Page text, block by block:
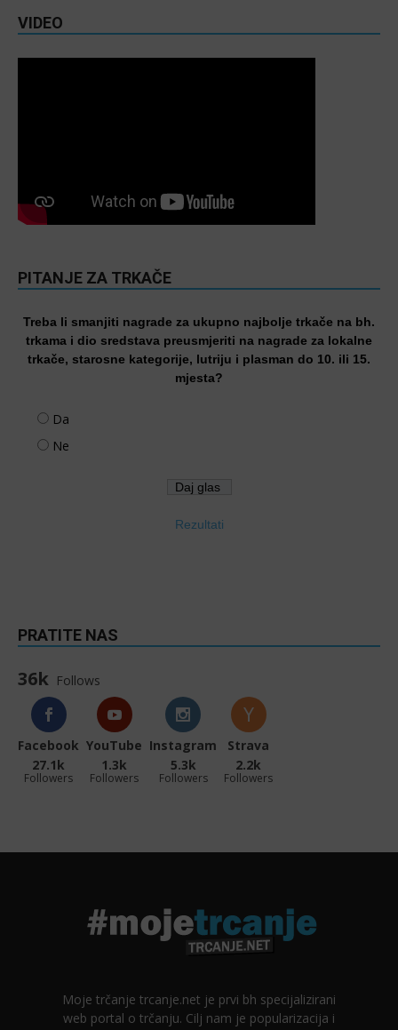
VIDEO
PITANJE ZA TRKAČE
Treba li smanjiti nagrade za ukupno najbolje trkače na bh.
trkama i dio sredstava preusmjeriti na nagrade za lokalne
trkače, starosne kategorije, lutriju i plasman do 10. ili 15.
mjesta?
Da
Ne
Rezultati
PRATITE NAS
36k Follows
Facebook
27.1k
Followers
YouTube
1.3k
Followers
Instagram
5.3k
Followers
Strava
2.2k
Followers
Moje trčanje trcanje.net je prvi bh specijalizirani
web portal o trčanju. Cilj nam je popularizacija i